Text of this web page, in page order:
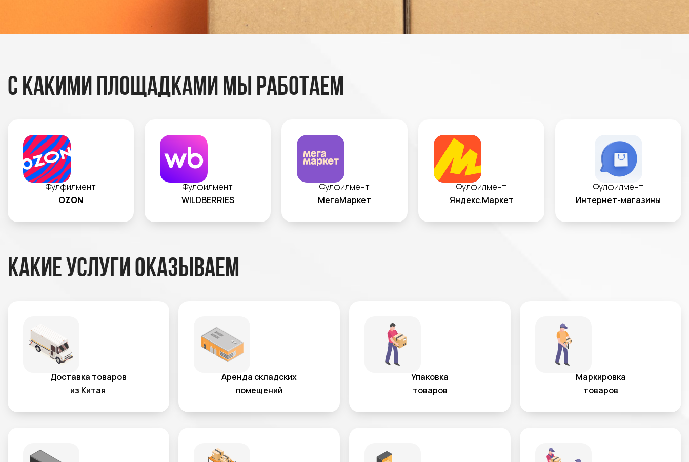
С какими площадками мы работаем
Фулфилмент
OZON
Фулфилмент
WILDBERRIES
Фулфилмент
МегаМаркет
Фулфилмент
Яндекс.Маркет
Фулфилмент
Интернет-магазины
Какие услуги оказываем
Доставка товаров
из Китая
Аренда складских
помещений
Упаковка
товаров
Маркировка
товаров